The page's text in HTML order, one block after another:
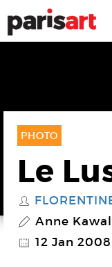
PHOTO
Le
S
P Anne
@ 12 Jan 2008